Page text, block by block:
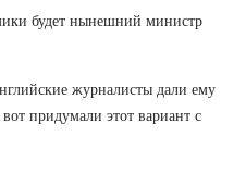
будет нынешний министр
журналисты дали ему
придумали этот вариант с